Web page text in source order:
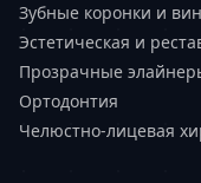
Зубные коронки и
Эстетическая и
Прозрачные
Ортодонтия
Челюстно-лицевая